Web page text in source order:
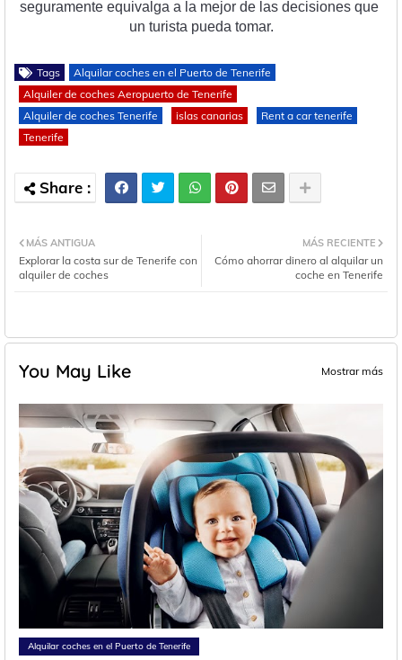
seguramente equival ga a la mejor de las decisiones que
un turista pueda tomar.
Tags
Alquilar coches en el Puerto de Tenerife
Alquiler de coches Aeropuerto de Tenerife
Alquiler de coches Tenerife
islas canarias
Rent a car tenerife
Tenerife
MÁS RECIENTE
Cómo ahorrar dinero al alquilar un
coche en Tenerife
MÁS ANTIGUA
Explorar la costa sur de Tenerife con
alquiler de coches
You May Like Mostrar más
Alquilar coches en el Puerto de Tenerife